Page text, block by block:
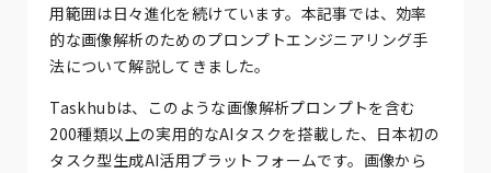
用範囲は日々進化を続けています。本記事では、効率
的な画像解析のためのプロンプトエンジニアリング手
法について解説してきました。
Taskhubは、このような画像解析プロンプトを含む
200種類以上の実用的なAIタスクを搭載した、日本初の
タスク型生成AI活用プラットフォームです。画像から